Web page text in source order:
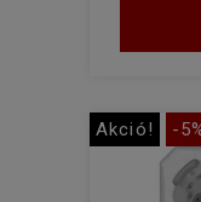
Akció! -